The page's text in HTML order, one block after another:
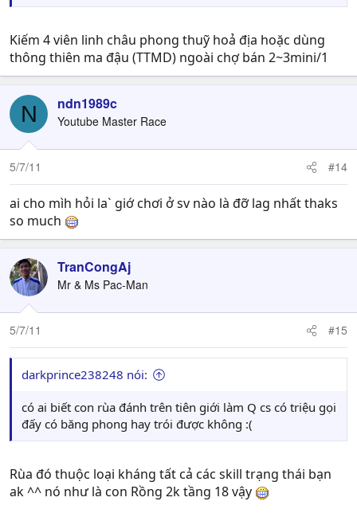
Kiếm 4 viên linh châu phong thuỹ hoả địa hoặc dùng
thông thiên ma đậu (TTMD) ngoài chợ bán 2~3mini/1
N ndn1989c
Youtube Master Race
5/7/11 #14
ai cho mìh hỏi la` giớ chơi ở sv nào là đỡ lag nhất thaks
so much
TranCongAj
Mr & Ms Pac-Man
5/7/11 #15
darkprince238248 nói:
có ai biết con rùa đánh trên tiên giới làm Q cs có triệu gọi
đấy có băng phong hay trói được không :(
Rùa đó thuộc loại kháng tất cả các skill trạng thái bạn
ak ^^ nó như là con Rồng 2k tầng 18 vậy